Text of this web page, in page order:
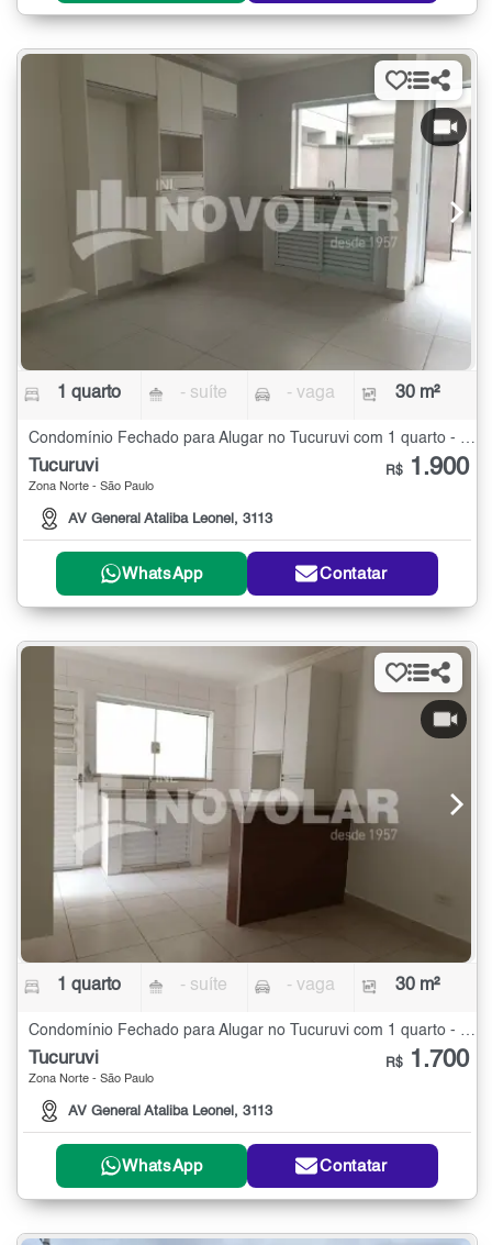
1 quarto - suíte - vaga 30 m²
Condomínio Fechado para Alugar no Tucuruvi com 1 quarto - 30 m²
Tucuruvi
Zona Norte - São Paulo
AV General Ataliba Leonel, 3113
R$ 1.900
WhatsApp Contatar
1 quarto - suíte - vaga 30 m²
Condomínio Fechado para Alugar no Tucuruvi com 1 quarto - 30 m²
Tucuruvi
Zona Norte - São Paulo
AV General Ataliba Leonel, 3113
R$ 1.700
WhatsApp Contatar